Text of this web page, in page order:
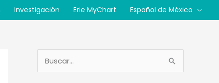
Investigación Erie MyChart Español de México
u